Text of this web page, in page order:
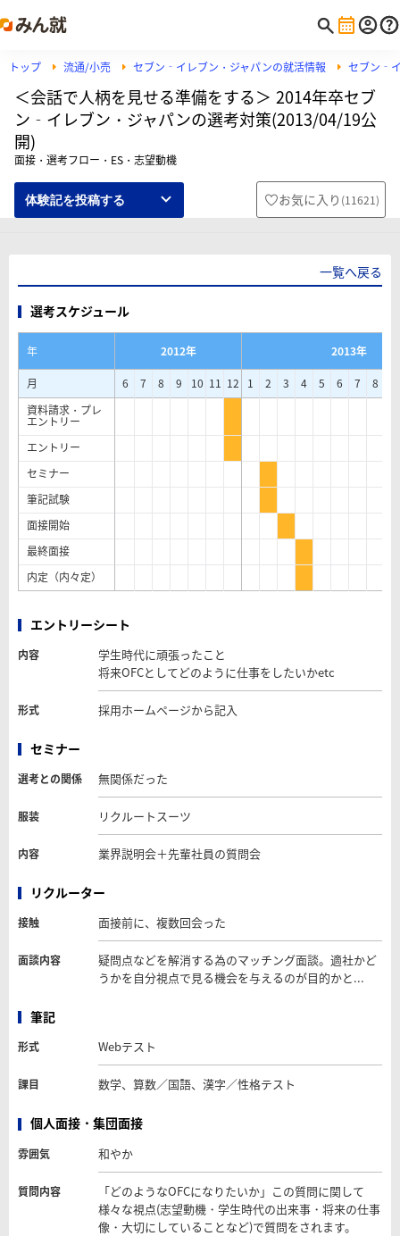
トップ 流通/小売 セブン‐イレブン・ジャパンの就活情報 セブン‐
＜会話で人柄を見せる準備をする＞ 2014年卒セブ
ン‐イレブン・ジャパンの選考対策(2013/04/19公
開)
面接・選考フロー・ES・志望動機
体験記を投稿する お気に入り (11621)
一覧へ戻る
選考スケジュール
年 2012年
2013年
月
6 7 8 9 10 11 12 1 2 3 4 5 6 7 8
資料請求・プレ
エントリー
エントリー
セミナー
筆記試験
面接開始
最終面接
内定（内々定）
エントリーシート
内容
学生時代に頑張ったこと
将来OFCとしてどのように仕事をしたいかetc
形式 採用ホームページから記入
セミナー
選考との関係 無関係だった
服装 リクルートスーツ
内容 業界説明会＋先輩社員の質問会
リクルーター
接触 面接前に、複数回会った
面談内容
疑問点などを解消する為のマッチング面談。適社かど
うかを自分視点で見る機会を与えるのが目的かと...
筆記
形式 Webテスト
課目 数学、算数／国語、漢字／性格テスト
個人面接・集団面接
雰囲気 和やか
質問内容
「どのようなOFCになりたいか」この質問に関して
様々な視点(志望動機・学生時代の出来事・将来の仕事
像・大切にしていることなど)で質問をされます。